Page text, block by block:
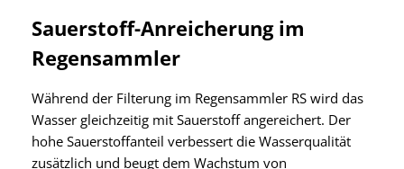
Sauerstoff-Anreicherung im
Regensammler
Während der Filterung im Regensammler RS wird das
Wasser gleichzeitig mit Sauerstoff angereichert. Der
hohe Sauerstoffanteil verbessert die Wasserqualität
zusätzlich und beugt dem Wachstum von